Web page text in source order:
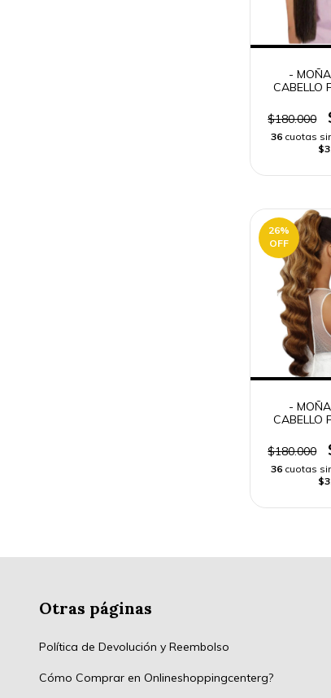
-
CABELLO
$180.000
36 cuotas
26%
OFF
- MOÑA
CABELLO
$180.000
36 cuotas
Otras páginas
Política de Devolución y Reembolso
Cómo Comprar en Onlineshoppingcenterg?